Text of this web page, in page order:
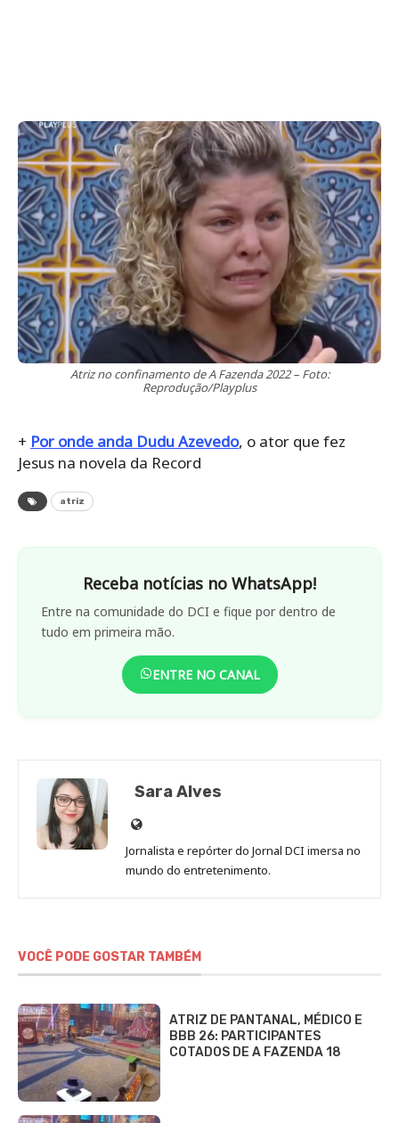
Atriz no confinamento de A Fazenda 2022 – Foto:
Reprodução/Playplus
+ Por onde anda Dudu Azevedo, o ator que fez
Jesus na novela da Record
atriz
Receba notícias no WhatsApp!
Entre na comunidade do DCI e fique por dentro de
tudo em primeira mão.
ENTRE NO CANAL
Sara Alves
Site
de
Sara
Jornalista e repórter do Jornal DCI imersa no
mundo do entretenimento.
VOCÊ PODE GOSTAR TAMBÉM
ATRIZ DE PANTANAL, MÉDICO E
BBB 26: PARTICIPANTES
COTADOS DE A FAZENDA 18